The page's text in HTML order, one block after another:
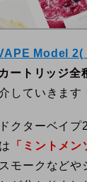
Model 2(
ートリッジ全
していきます
クターベイプ
「ミントメン
モークなどや